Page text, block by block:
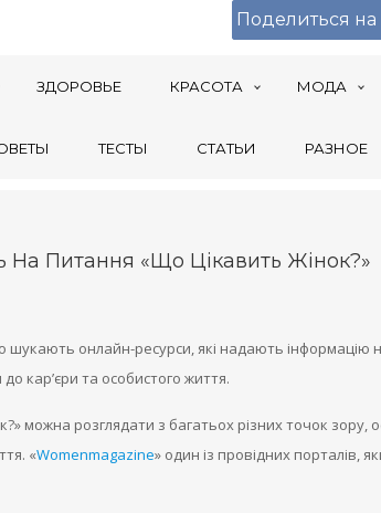
ЗДОРОВЬЕ КРАСОТА МОДА
ТЕСТЫ СТАТЬИ РАЗНОЕ
На Питання «Що Цікавить Жінок?»
шукають онлайн-ресурси, які надають інформацію
кар’єри та особистого життя.
можна розглядати з багатьох різних точок зору,
«Womenmagazine» один із провідних порталів,
Поделиться на